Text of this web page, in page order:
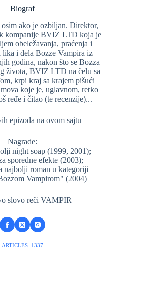
Biograf
ako je ozbiljan. Direktor,
kompanije BVIZ LTD koja je
obeležavanja, praćenja i
lika i dela Bozze Vampira iz
godina, nakon što se Bozza
života, BVIZ LTD na čelu sa
krpi kraj sa krajem pišući
koje je, uglavnom, retko
ređe i čitao (te recenzije)...
epizoda na ovom sajtu
Nagrade:
night soap (1999, 2001);
sporedne efekte (2003);
roman u kategoriji
Vampirom" (2004)
slovo reči VAMPIR
ARTICLES: 1337